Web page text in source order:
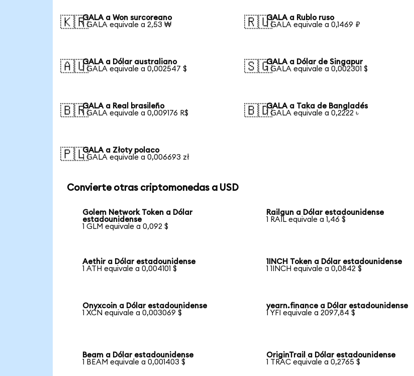
🇰🇷GALA a Won surcoreano
1 GALA equivale a 2,53 ₩
🇷🇺GALA a Rublo ruso
1 GALA equivale a 0,1469 ₽
🇦🇺GALA a Dólar australiano
1 GALA equivale a 0,002547 $
🇸🇬GALA a Dólar de Singapur
1 GALA equivale a 0,002301 $
🇧🇷GALA a Real brasileño
1 GALA equivale a 0,009176 R$
🇧🇩GALA a Taka de Bangladés
1 GALA equivale a 0,2222 ৳
🇵🇱GALA a Złoty polaco
1 GALA equivale a 0,006693 zł
Convierte otras criptomonedas a USD
Golem Network Token a Dólar
estadounidense
1 GLM equivale a 0,092 $
Railgun a Dólar estadounidense
1 RAIL equivale a 1,46 $
Aethir a Dólar estadounidense
1 ATH equivale a 0,004101 $
1INCH Token a Dólar estadounidense
1 1INCH equivale a 0,0842 $
Onyxcoin a Dólar estadounidense
1 XCN equivale a 0,003069 $
yearn.finance a Dólar estadounidense
1 YFI equivale a 2097,84 $
Beam a Dólar estadounidense
1 BEAM equivale a 0,001403 $
OriginTrail a Dólar estadounidense
1 TRAC equivale a 0,2765 $